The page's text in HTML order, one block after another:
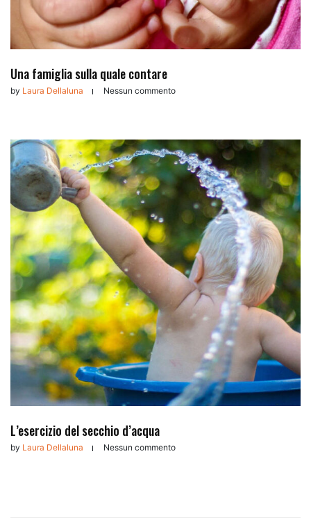
Una famiglia sulla quale contare
by Laura Dellaluna Nessun commento
L’esercizio del secchio d’acqua
by Laura Dellaluna Nessun commento